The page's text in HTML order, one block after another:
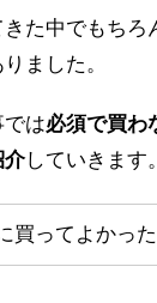
た中でもち
ました。
では必須で買わ
介していきます。
買ってよかっ